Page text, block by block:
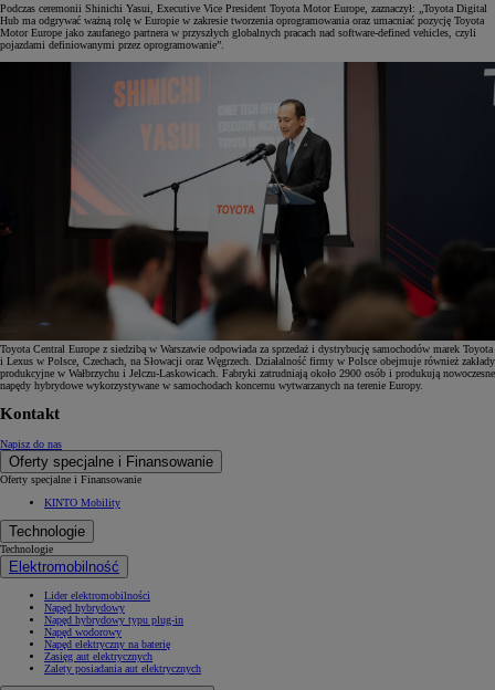
Podczas ceremonii Shinichi Yasui, Executive Vice President Toyota Motor Europe, zaznaczył: „Toyota Digital
Hub ma odgrywać ważną rolę w Europie w zakresie tworzenia oprogramowania oraz umacniać pozycję Toyota
Motor Europe jako zaufanego partnera w przyszłych globalnych pracach nad software-defined vehicles, czyli
pojazdami definiowanymi przez oprogramowanie”.
Toyota Central Europe z siedzibą w Warszawie odpowiada za sprzedaż i dystrybucję samochodów marek Toyota
i Lexus w Polsce, Czechach, na Słowacji oraz Węgrzech. Działalność firmy w Polsce obejmuje również zakłady
produkcyjne w Wałbrzychu i Jelczu-Laskowicach. Fabryki zatrudniają około 2900 osób i produkują nowoczesne
napędy hybrydowe wykorzystywane w samochodach koncernu wytwarzanych na terenie Europy.
Kontakt
Napisz do nas
Oferty specjalne i Finansowanie
Oferty specjalne i Finansowanie
KINTO Mobility
Technologie
Technologie
Elektromobilność
Lider elektromobilności
Napęd hybrydowy
Napęd hybrydowy typu plug-in
Napęd wodorowy
Napęd elektryczny na baterię
Zasięg aut elektrycznych
Zalety posiadania aut elektrycznych